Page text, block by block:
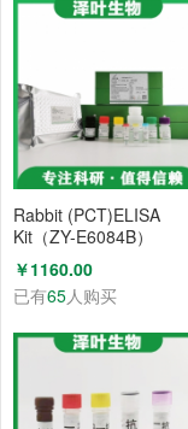
Rabbit (PCT)ELISA
Kit（ZY-E6084B）
￥1160.00
已有65人购买